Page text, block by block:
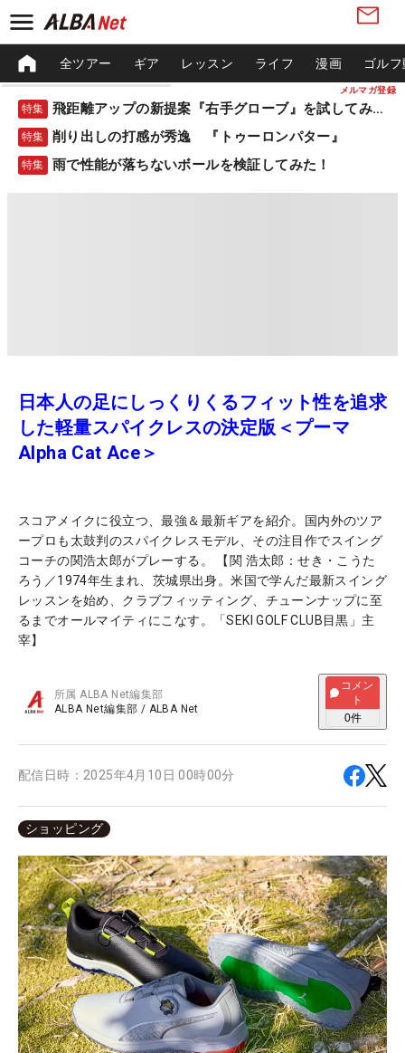
メルマガ登録
全ツアー ギア レッスン ライフ 漫画 ゴル
特集 飛距離アップの新提案『右手グローブ』を試してみた！
特集 削り出しの打感が秀逸 『トゥーロンパター』
特集 雨で性能が落ちないボールを検証してみた！
日本人の足にしっくりくるフィット性を追求
した軽量スパイクレスの決定版＜プーマ
Alpha Cat Ace＞
スコアメイクに役立つ、最強＆最新ギアを紹介。国内外のツア
ープロも太鼓判のスパイクレスモデル、その注目作でスイング
コーチの関浩太郎がプレーする。 【関 浩太郎：せき・こうた
ろう／1974年生まれ、茨城県出身。米国で学んだ最新スイング
レッスンを始め、クラブフィッティング、チューンナップに至
るまでオールマイティにこなす。「SEKI GOLF CLUB目黒」主
宰】
所属ALBA Net編集部
ALBA Net編集部 / ALBA Net
コメン
ト
0件
配信日時： 2025年4月10日 00時00分
ショッピング